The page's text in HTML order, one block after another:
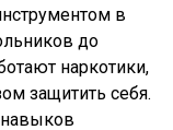
в
до
наркотики,
защитить себя.